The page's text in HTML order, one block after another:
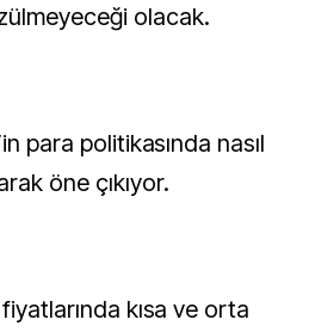
olacak.
para politikasında nasıl
öne çıkıyor.
kısa ve orta